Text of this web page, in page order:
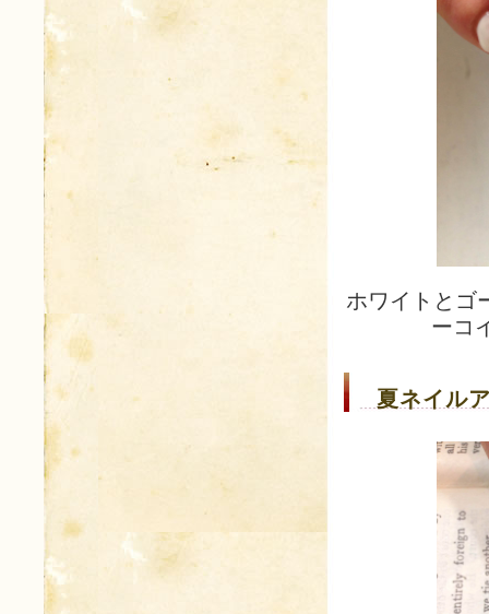
ホワイトとゴ
ーコ
夏ネイル